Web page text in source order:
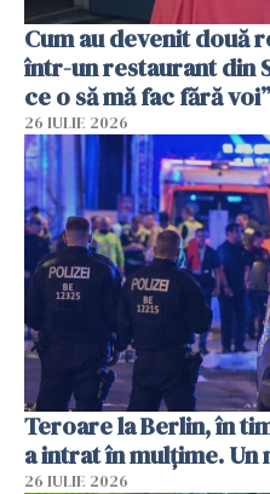
Cum au devenit două
într-un restaurant din
ce o să mă fac fără voi”
26 IULIE 2026
Teroare la Berlin, în
a intrat în mulțime. Un
26 IULIE 2026